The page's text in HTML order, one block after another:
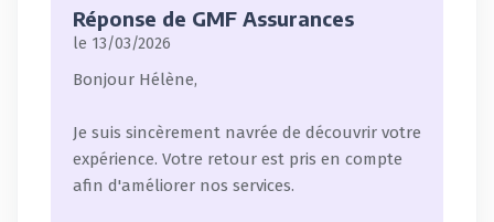
Réponse de GMF Assurances
le 13/03/2026
Bonjour Hélène,
Je suis sincèrement navrée de découvrir votre
expérience. Votre retour est pris en compte
afin d'améliorer nos services.